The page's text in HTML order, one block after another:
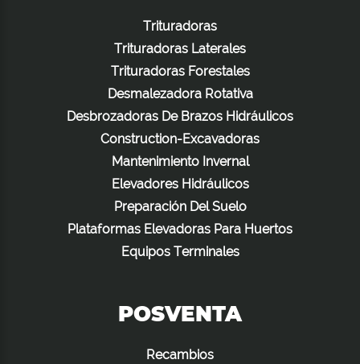
Trituradoras
Trituradoras Laterales
Trituradoras Forestales
Desmalezadora Rotativa
Desbrozadoras De Brazos Hidráulicos
Construction-Excavadoras
Mantenimiento Invernal
Elevadores Hidráulicos
Preparación Del Suelo
Plataformas Elevadoras Para Huertos
Equipos Terminales
POSVENTA
Recambios